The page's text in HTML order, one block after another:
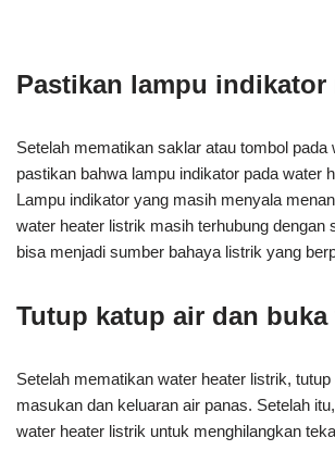
Pastikan lampu indikator
Setelah mematikan saklar atau tombol pada
pastikan bahwa lampu indikator pada water
Lampu indikator yang masih menyala
water heater listrik masih terhubung dengan
bisa menjadi sumber bahaya listrik yang
Tutup katup air dan buka
Setelah mematikan water heater listrik,
masukan dan keluaran air panas. Setelah
water heater listrik untuk menghilangkan